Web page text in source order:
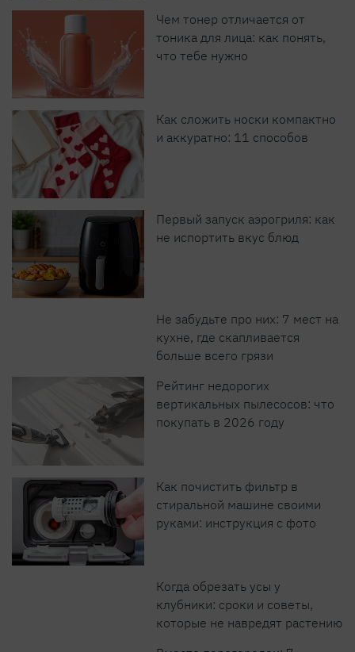
Чем тонер отличается от
тоника для лица: как понять,
что тебе нужно
Как сложить носки компактно
и аккуратно: 11 способов
Первый запуск аэрогриля: как
не испортить вкус блюд
Не забудьте про них: 7 мест на
кухне, где скапливается
больше всего грязи
Рейтинг недорогих
вертикальных пылесосов: что
покупать в 2026 году
Как почистить фильтр в
стиральной машине своими
руками: инструкция с фото
Когда обрезать усы у
клубники: сроки и советы,
которые не навредят растению